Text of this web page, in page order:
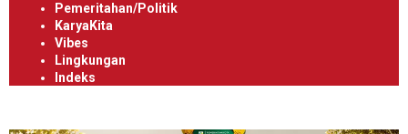
Pemeritahan/Politik
KaryaKita
Vibes
Lingkungan
Indeks